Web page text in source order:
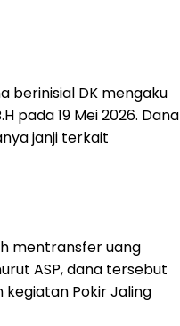
berinisial DK mengaku
pada 19 Mei 2026. Dana
janji terkait
mentransfer uang
ASP, dana tersebut
Pokir Jaling